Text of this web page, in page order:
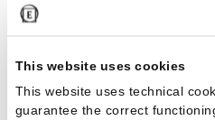
This website uses cookies
This website uses technical
guarantee the correct